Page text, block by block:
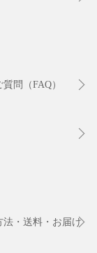
問（FAQ）
法・送料・お届け